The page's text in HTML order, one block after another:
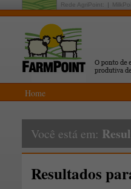
Rede AgriPoint:
Home
Você está em:
Resultados